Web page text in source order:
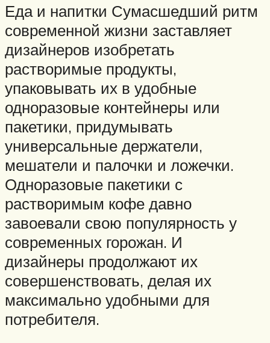
Еда и напитки Сумасшедший ритм
современной жизни заставляет
дизайнеров изобретать
растворимые продукты,
упаковывать их в удобные
одноразовые контейнеры или
пакетики, придумывать
универсальные держатели,
мешатели и палочки и ложечки.
Одноразовые пакетики с
растворимым кофе давно
завоевали свою популярность у
современных горожан. И
дизайнеры продолжают их
совершенствовать, делая их
максимально удобными для
потребителя.